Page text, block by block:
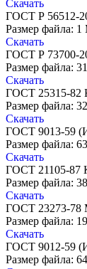
Скачать
ГОСТ Р 56512-
Размер файла: 1
Скачать
ГОСТ Р 73700-
Размер файла:
Скачать
ГОСТ 25315-
Размер файла:
Скачать
ГОСТ 9013-59
Размер файла:
Скачать
ГОСТ 21105-
Размер файла:
Скачать
ГОСТ 23273-
Размер файла:
Скачать
ГОСТ 9012-
Размер файла: